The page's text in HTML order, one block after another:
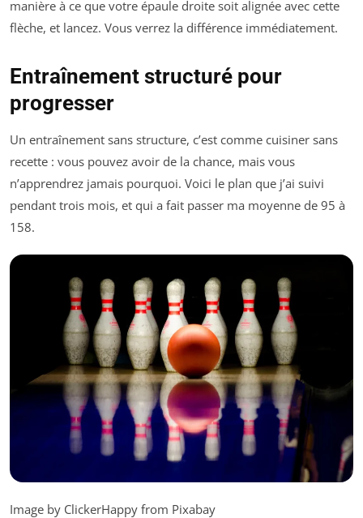
manière à ce que votre épaule droite soit alignée avec cette
flèche, et lancez. Vous verrez la différence immédiatement.
Entraînement structuré pour
progresser
Un entraînement sans structure, c’est comme cuisiner sans
recette : vous pouvez avoir de la chance, mais vous
n’apprendrez jamais pourquoi. Voici le plan que j’ai suivi
pendant trois mois, et qui a fait passer ma moyenne de 95 à
158.
Image by ClickerHappy from Pixabay